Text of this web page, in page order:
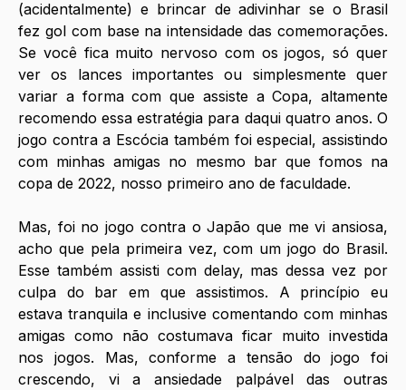
(acidentalmente) e brincar de adivinhar se o Brasil
fez gol com base na intensidade das comemorações.
Se você fica muito nervoso com os jogos, só quer
ver os lances importantes ou simplesmente quer
variar a forma com que assiste a Copa, altamente
recomendo essa estratégia para daqui quatro anos. O
jogo contra a Escócia também foi especial, assistindo
com minhas amigas no mesmo bar que fomos na
copa de 2022, nosso primeiro ano de faculdade.
Mas, foi no jogo contra o Japão que me vi ansiosa,
acho que pela primeira vez, com um jogo do Brasil.
Esse também assisti com delay, mas dessa vez por
culpa do bar em que assistimos. A princípio eu
estava tranquila e inclusive comentando com minhas
amigas como não costumava ficar muito investida
nos jogos. Mas, conforme a tensão do jogo foi
crescendo, vi a ansiedade palpável das outras